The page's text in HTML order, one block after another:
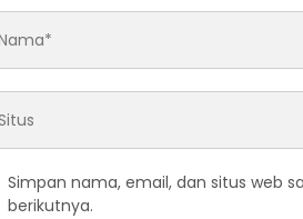
Simpan nama, email, dan situs web
berikutnya.